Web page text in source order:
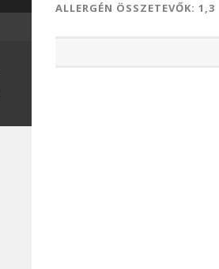
ALLERGÉN ÖSSZETEVŐK: 1,3